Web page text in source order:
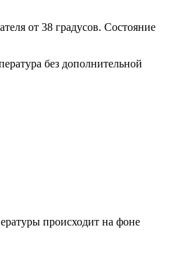
от 38 градусов. Состояние
без дополнительной
происходит на фоне